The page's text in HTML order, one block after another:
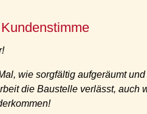
Kundenstimme
wie sorgfältig aufgeräumt
die Baustelle verlässt, auch